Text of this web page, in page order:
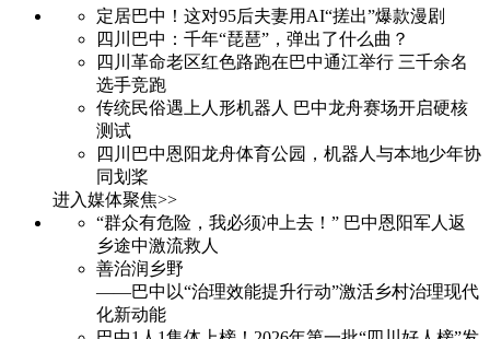
定居巴中！这对95后夫妻用AI“搓出”爆款漫剧
四川巴中：千年“琵琶”，弹出了什么曲？
四川革命老区红色路跑在巴中通江举行 三千余名
选手竞跑
传统民俗遇上人形机器人 巴中龙舟赛场开启硬核
测试
四川巴中恩阳龙舟体育公园，机器人与本地少年协
同划桨
进入媒体聚焦>>
“群众有危险，我必须冲上去！” 巴中恩阳军人返
乡途中激流救人
善治润乡野
——巴中以“治理效能提升行动”激活乡村治理现代
化新动能